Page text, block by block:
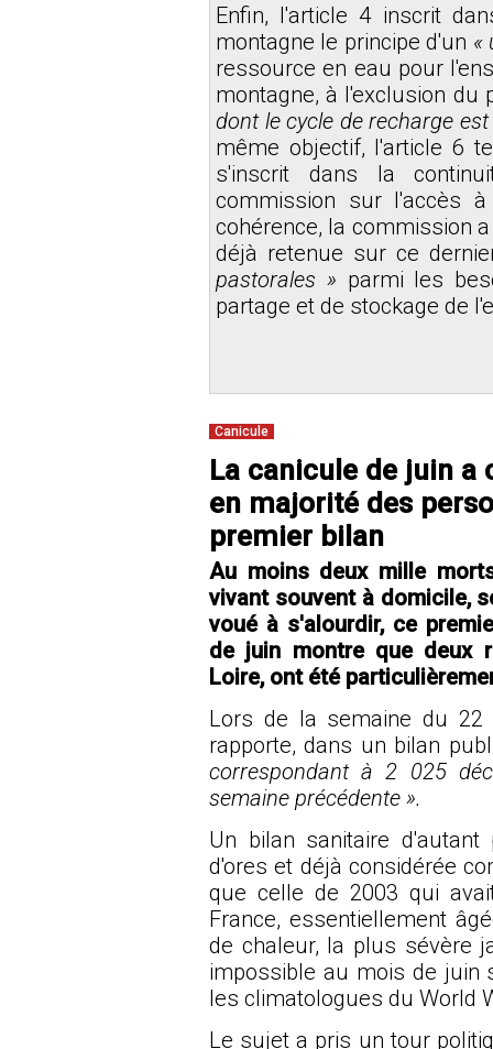
Enfin, l'article 4 inscrit
montagne le principe d'un «
ressource en eau pour
montagne, à l'exclusion du
dont le cycle de recharge
même objectif, l'article 6
s'inscrit dans la
commission sur l'accès
cohérence, la commission
déjà retenue sur ce
pastorales » parmi les
partage et de stockage de
Canicule
La canicule de juin a
en majorité des
premier bilan
Au moins deux mille
vivant souvent à domicile,
voué à s'alourdir, ce
de juin montre que deux
Loire, ont été
Lors de la semaine du 22
rapporte, dans un bilan
correspondant à 2 025
semaine précédente ».
Un bilan sanitaire
d'ores et déjà considérée
que celle de 2003 qui
France, essentiellement
de chaleur, la plus sévère
impossible au mois de juin
les climatologues du World
Le sujet a pris un tour